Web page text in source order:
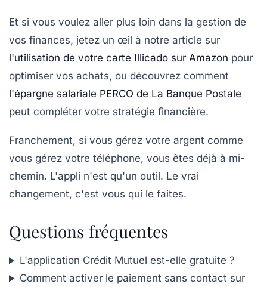
Et si vous voulez aller plus loin dans la gestion de
vos finances, jetez un œil à notre article sur
l'utilisation de votre carte Illicado sur Amazon pour
optimiser vos achats, ou découvrez comment
l'épargne salariale PERCO de La Banque Postale
peut compléter votre stratégie financière.
Franchement, si vous gérez votre argent comme
vous gérez votre téléphone, vous êtes déjà à mi-
chemin. L'appli n'est qu'un outil. Le vrai
changement, c'est vous qui le faites.
Questions fréquentes
L'application Crédit Mutuel est-elle gratuite ?
Comment activer le paiement sans contact sur